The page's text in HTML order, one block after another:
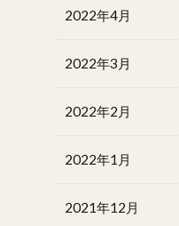
2022年4月
2022年3月
2022年2月
2022年1月
2021年12月